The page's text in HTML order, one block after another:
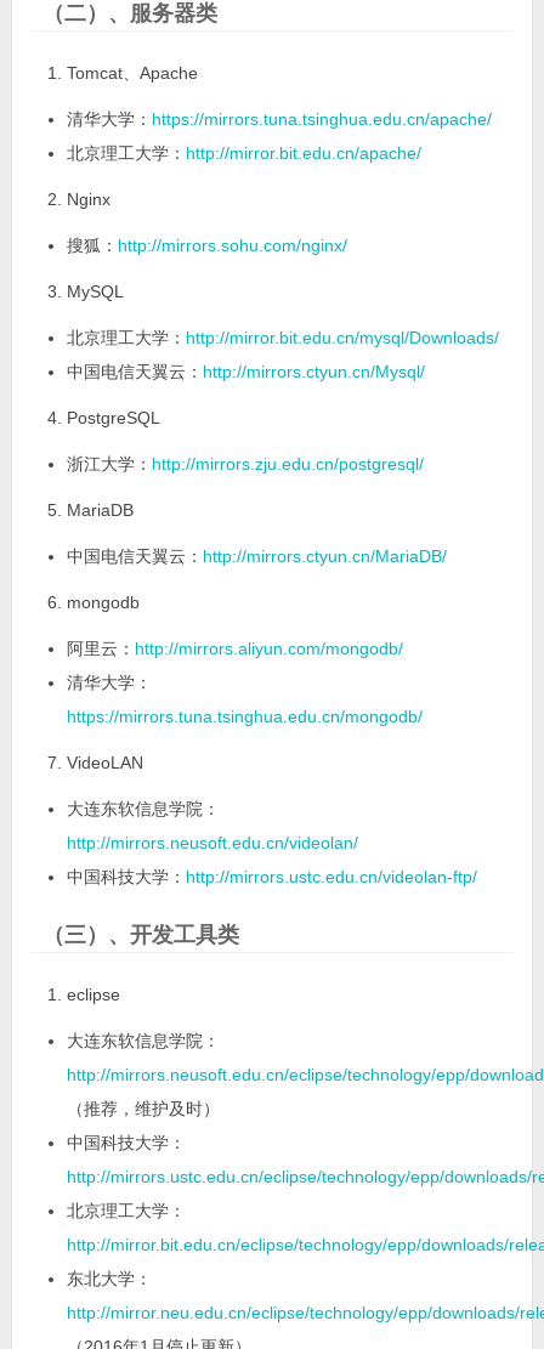
（二）、服务器类
Tomcat、Apache
清华大学： https://mirrors.tuna.tsinghua.edu.cn/apache/
北京理工大学： http://mirror.bit.edu.cn/apache/
Nginx
搜狐： http://mirrors.sohu.com/nginx/
MySQL
北京理工大学： http://mirror.bit.edu.cn/mysql/Downloads/
中国电信天翼云： http://mirrors.ctyun.cn/Mysql/
PostgreSQL
浙江大学： http://mirrors.zju.edu.cn/postgresql/
MariaDB
中国电信天翼云： http://mirrors.ctyun.cn/MariaDB/
mongodb
阿里云： http://mirrors.aliyun.com/mongodb/
清华大学：
https://mirrors.tuna.tsinghua.edu.cn/mongodb/
VideoLAN
大连东软信息学院：
http://mirrors.neusoft.edu.cn/videolan/
中国科技大学： http://mirrors.ustc.edu.cn/videolan-ftp/
（三）、开发工具类
eclipse
大连东软信息学院：
http://mirrors.neusoft.edu.cn/eclipse/technology/epp/
（推荐，维护及时）
中国科技大学：
http://mirrors.ustc.edu.cn/eclipse/technology/epp/downloads/
北京理工大学：
http://mirror.bit.edu.cn/eclipse/technology/epp/downloads/
东北大学：
http://mirror.neu.edu.cn/eclipse/technology/epp/downloads/